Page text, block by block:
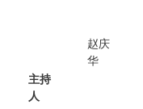
主持
人
赵庆
华